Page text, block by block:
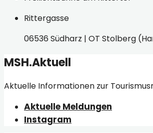
Rittergasse
06536 Südharz | OT Stolberg
MSH.Aktuell
Aktuelle Informationen zur
Aktuelle Meldungen
Instagram